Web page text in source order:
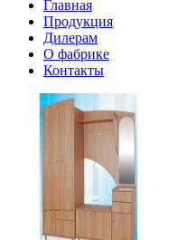
Главная
Продукция
Дилерам
О фабрике
Контакты